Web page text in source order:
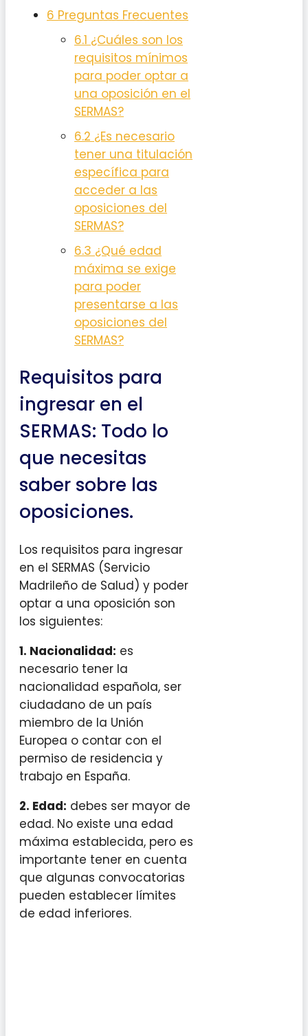
6 Preguntas Frecuentes
6.1 ¿Cuáles son los
requisitos mínimos
para poder optar a
una oposición en el
SERMAS?
6.2 ¿Es necesario
tener una titulación
específica para
acceder a las
oposiciones del
SERMAS?
6.3 ¿Qué edad
máxima se exige
para poder
presentarse a las
oposiciones del
SERMAS?
Requisitos para
ingresar en el
SERMAS: Todo lo
que necesitas
saber sobre las
oposiciones.
Los requisitos para ingresar
en el SERMAS (Servicio
Madrileño de Salud) y poder
optar a una oposición son
los siguientes:
1. Nacionalidad: es
necesario tener la
nacionalidad española, ser
ciudadano de un país
miembro de la Unión
Europea o contar con el
permiso de residencia y
trabajo en España.
2. Edad: debes ser mayor de
edad. No existe una edad
máxima establecida, pero es
importante tener en cuenta
que algunas convocatorias
pueden establecer límites
de edad inferiores.